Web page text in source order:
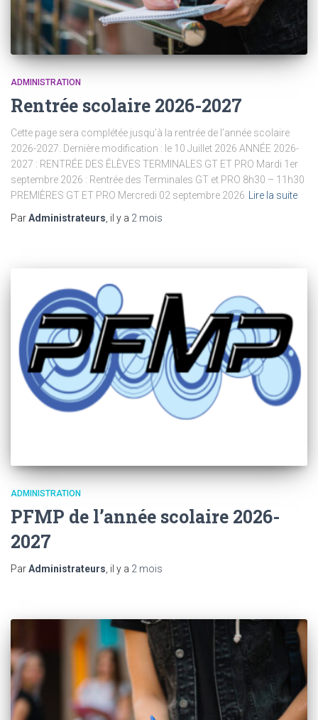
ADMINISTRATION
Rentrée scolaire 2026-2027
Cette page sera complétée jusqu’à la rentrée de l’année scolaire
2026-2027. Dernière modification : le 10 Juillet 2026 ANNÉE 2026-
2027 : RENTRÉE DES ÉLÈVES TERMINALES GT ET PRO Mardi 1er
septembre 2026 : Rentrée des Terminales GT et PRO 8h30 – 11h30
PREMIÈRES GT ET PRO Mercredi 02 septembre 2026
Lire la suite
ParAdministrateurs , il y a 2 mois
ADMINISTRATION
PFMP de l’année scolaire 2026-
2027
ParAdministrateurs, il y a 2 mois